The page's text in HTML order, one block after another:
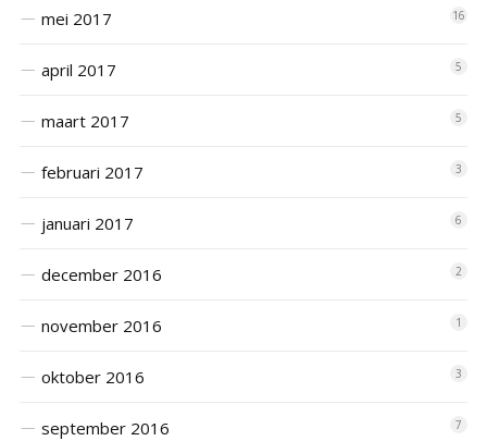
mei 2017 16
april 2017 5
maart 2017 5
februari 2017 3
januari 2017 6
december 2016 2
november 2016 1
oktober 2016 3
september 2016 7